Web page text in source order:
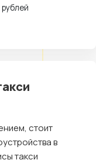
рублей
стоит
в
такси